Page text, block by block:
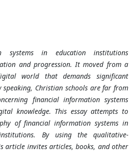
systems in education institutions
and progression. It moved from a
world that demands significant
speaking, Christian schools are far from
financial information systems
knowledge. This essay attempts to
of financial information systems in
By using the qualitative-
article invites articles, books, and other